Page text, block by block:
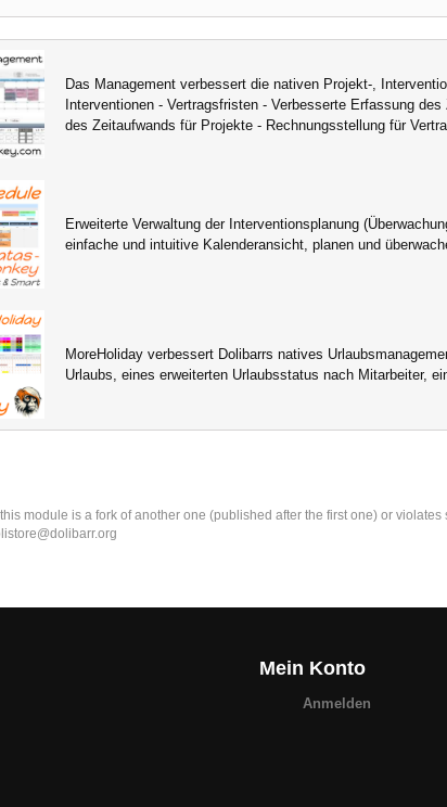
Das Management verbessert die nativen Projekt-,
Interventionen - Vertragsfristen - Verbesserte Erfassung
des Zeitaufwands für Projekte - Rechnungsstellung für
Erweiterte Verwaltung der Interventionsplanung
einfache und intuitive Kalenderansicht, planen und
MoreHoliday verbessert Dolibarrs natives
Urlaubs, eines erweiterten Urlaubsstatus nach Mitarbeiter,
module is a fork of another one (published after the first one) or
Mein Konto
Anmelden